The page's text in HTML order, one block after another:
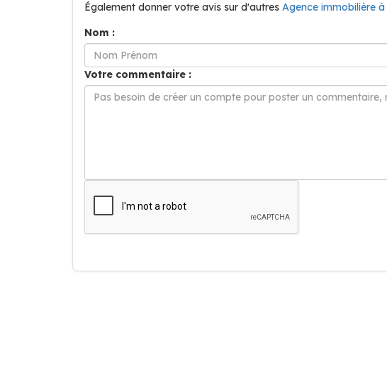
Également donner votre avis sur d'autres Agence immobilière
Nom :
Votre commentaire :